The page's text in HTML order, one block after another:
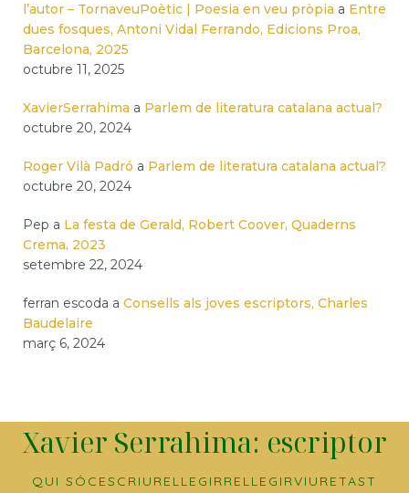
l’autor – TornaveuPoètic | Poesia en veu pròpia a Entre
dues fosques, Antoni Vidal Ferrando, Edicions Proa,
Barcelona, 2025
octubre 11, 2025
XavierSerrahima a Parlem de literatura catalana actual?
octubre 20, 2024
Roger Vilà Padró a Parlem de literatura catalana actual?
octubre 20, 2024
Pep a La festa de Gerald, Robert Coover, Quaderns
Crema, 2023
setembre 22, 2024
ferran escoda a Consells als joves escriptors, Charles
Baudelaire
març 6, 2024
Xavier Serrahima: escriptor
QUI SÓC ESCRIURE LLEGIRRELLEGIRVIURETAST